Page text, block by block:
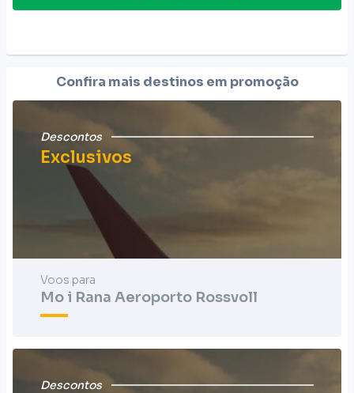
Confira mais destinos em promoção
Descontos
Exclusivos
Voos para
Mo i Rana Aeroporto Rossvoll
Descontos